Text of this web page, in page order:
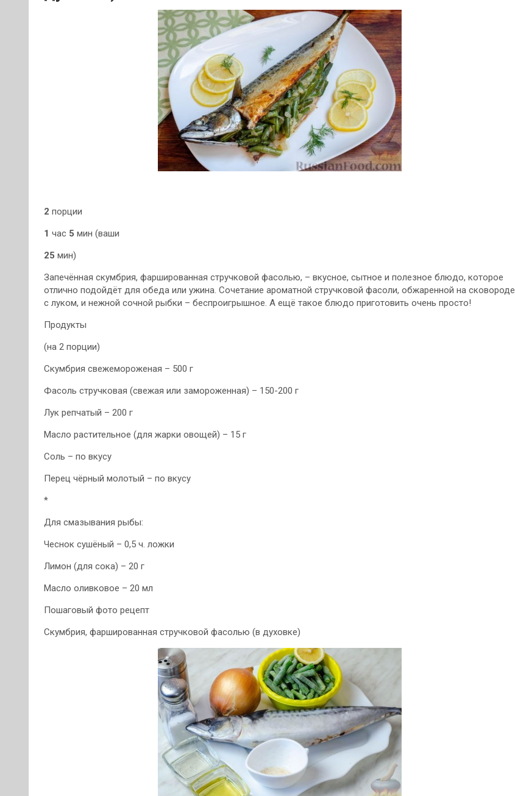
2 порции
1 час 5 мин (ваши
25 мин)
Запечённая скумбрия, фаршированная стручковой фасолью, – вкусное, сытное и полезное блюдо, которое
отлично подойдёт для обеда или ужина. Сочетание ароматной стручковой фасоли, обжаренной на сковороде
с луком, и нежной сочной рыбки – беспроигрышное. А ещё такое блюдо приготовить очень просто!
Продукты
(на 2 порции)
Скумбрия свежемороженая – 500 г
Фасоль стручковая (свежая или замороженная) – 150-200 г
Лук репчатый – 200 г
Масло растительное (для жарки овощей) – 15 г
Соль – по вкусу
Перец чёрный молотый – по вкусу
*
Для смазывания рыбы:
Чеснок сушёный – 0,5 ч. ложки
Лимон (для сока) – 20 г
Масло оливковое – 20 мл
Пошаговый фото рецепт
Скумбрия, фаршированная стручковой фасолью (в духовке)